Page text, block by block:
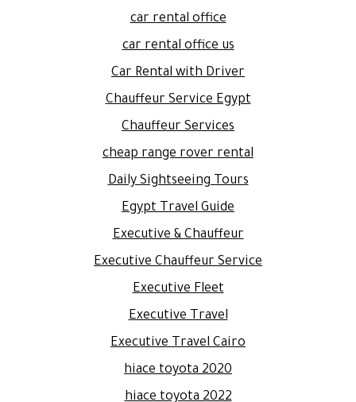
car rental office
car rental office us
Car Rental with Driver
Chauffeur Service Egypt
Chauffeur Services
cheap range rover rental
Daily Sightseeing Tours
Egypt Travel Guide
Executive & Chauffeur
Executive Chauffeur Service
Executive Fleet
Executive Travel
Executive Travel Cairo
hiace toyota 2020
hiace toyota 2022